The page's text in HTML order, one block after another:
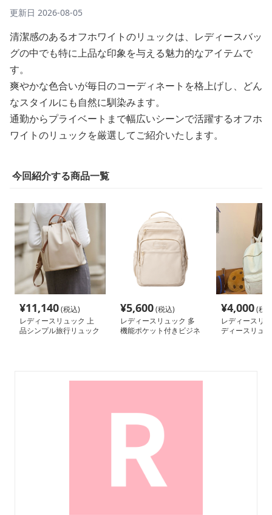
更新日 2026-08-05
清潔感のあるオフホワイトのリュックは、レディースバッ
グの中でも特に上品な印象を与える魅力的なアイテムで
す。
爽やかな色合いが毎日のコーディネートを格上げし、どん
なスタイルにも自然に馴染みます。
通勤からプライベートまで幅広いシーンで活躍するオフホ
ワイトのリュックを厳選してご紹介いたします。
今回紹介する商品一覧
¥11,140(税込)
レディースリュック 上
品シンプル旅行リュック
¥5,600(税込)
レディースリュック 多
機能ポケット付きビジネ
¥4,000(税
レディースリ
ディースリュ